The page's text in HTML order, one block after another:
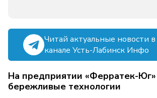
Читай актуальные новости
канале Усть-Лабинск Инфо
На предприятии «Ферратек-
бережливые технологии